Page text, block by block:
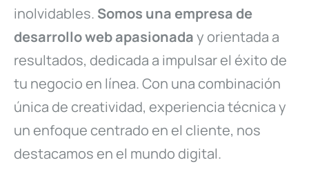
inolvidables. Somos una empresa de
desarrollo web apasionaday orientada a
resultados, dedicada a impulsar el éxito de
tu negocio en línea. Con una combinación
única de creatividad, experiencia técnica y
un enfoque centrado en el cliente, nos
destacamos en el mundo digital.